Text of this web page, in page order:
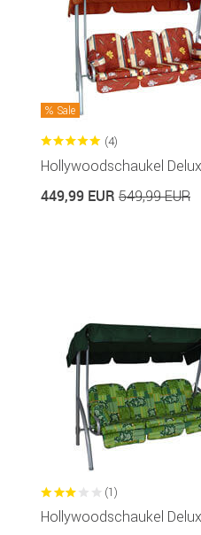
Sale
(4)
Hollywoodschaukel
449,99 EUR 549,99 EUR
(1)
Hollywoodschaukel